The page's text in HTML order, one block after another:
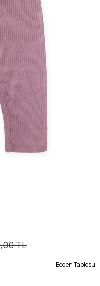
TL
Beden Tablosu